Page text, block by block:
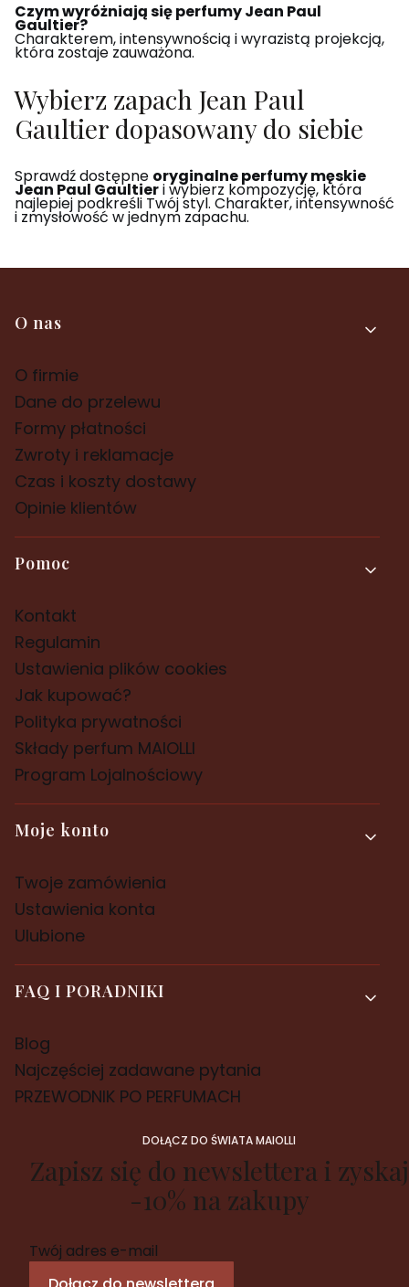
Czym wyróżniają się perfumy Jean Paul
Gaultier?
Charakterem, intensywnością i wyrazistą projekcją,
która zostaje zauważona.
Wybierz zapach Jean Paul
Gaultier dopasowany do siebie
Sprawdź dostępne oryginalne perfumy męskie
Jean Paul Gaultieri wybierz kompozycję, która
najlepiej podkreśli Twój styl. Charakter, intensywność
i zmysłowość w jednym zapachu.
Linki w stopce
O nas
O firmie
Dane do przelewu
Formy płatności
Zwroty i reklamacje
Czas i koszty dostawy
Opinie klientów
Pomoc
Kontakt
Regulamin
Ustawienia plików cookies
Jak kupować?
Polityka prywatności
Składy perfum MAIOLLI
Program Lojalnościowy
Moje konto
Twoje zamówienia
Ustawienia konta
Ulubione
FAQ I PORADNIKI
Blog
Najczęściej zadawane pytania
PRZEWODNIK PO PERFUMACH
DOŁĄCZ DO ŚWIATA MAIOLLI
Zapisz się do newslettera i zyskaj
-10% na zakupy
Twój adres e-mail